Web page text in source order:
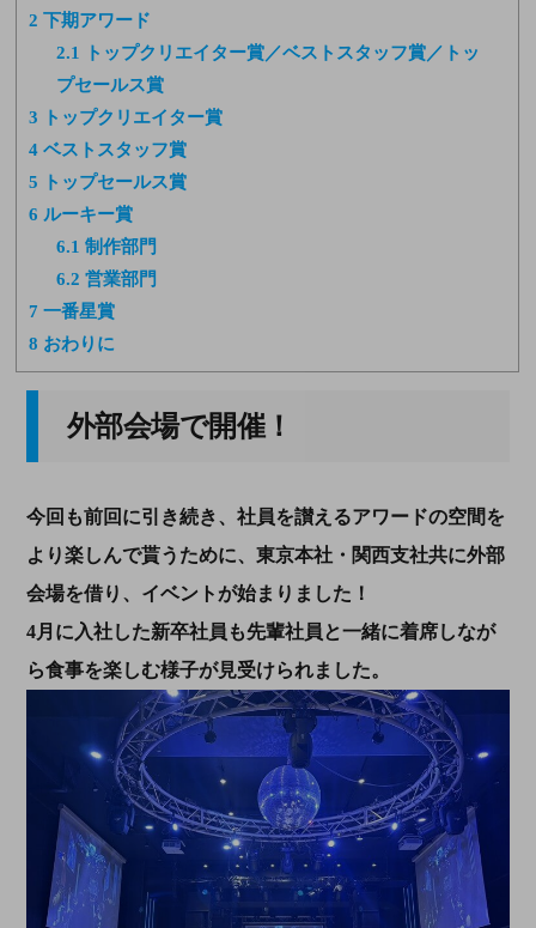
2 下期アワード
2.1
トップクリエイター賞／ベストスタッフ賞／トッ
プセールス賞
3 トップクリエイター賞
4 ベストスタッフ賞
5 トップセールス賞
6 ルーキー賞
6.1 制作部門
6.2 営業部門
7 一番星賞
8 おわりに
外部会場で開催！
今回も前回に引き続き、社員を讃えるアワードの空間を
より楽しんで貰うために、東京本社・関西支社共に外部
会場を借り、イベントが始まりました！
4月に入社した新卒社員も先輩社員と一緒に着席しなが
ら食事を楽しむ様子が見受けられました。